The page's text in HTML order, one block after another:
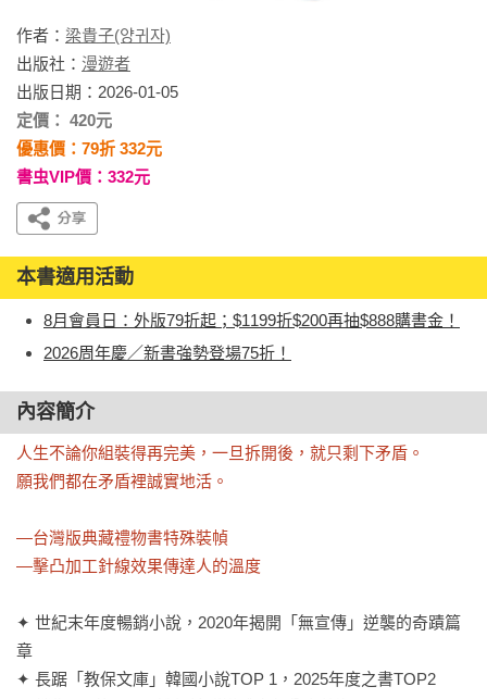
作者： 梁貴子(양귀자)
出版社： 漫遊者
出版日期：2026-01-05
定價： 420元
優惠價：79折 332元
書虫VIP價：332元
本書適用活動
8月會員日：外版79折起；$1199折$200再抽$888購書金！
2026周年慶／新書強勢登場75折！
內容簡介
人生不論你組裝得再完美，一旦拆開後，就只剩下矛盾。
願我們都在矛盾裡誠實地活。
—台灣版典藏禮物書特殊裝幀
—擊凸加工針線效果傳達人的溫度
✦ 世紀末年度暢銷小說，2020年揭開「無宣傳」逆襲的奇蹟篇
章
✦ 長踞「教保文庫」韓國小說TOP 1，2025年度之書TOP2